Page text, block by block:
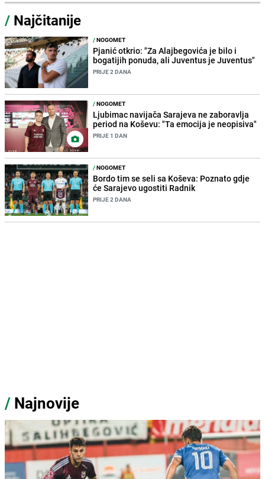
/ Najčitanije
/NOGOMET
Pjanić otkrio: "Za Alajbegovića je bilo i
bogatijih ponuda, ali Juventus je Juventus"
PRIJE 2 DANA
/NOGOMET
Ljubimac navijača Sarajeva ne zaboravlja
period na Koševu: "Ta emocija je neopisiva"
PRIJE 1 DAN
/NOGOMET
Bordo tim se seli sa Koševa: Poznato gdje
će Sarajevo ugostiti Radnik
PRIJE 2 DANA
/ Najnovije